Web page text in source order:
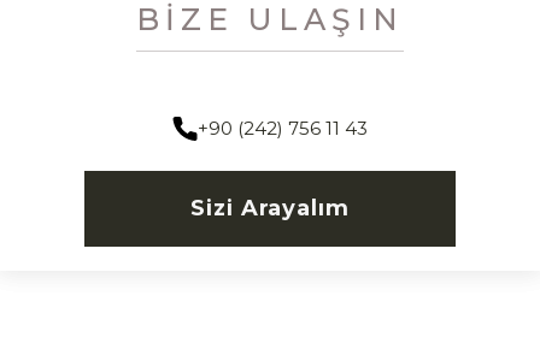
BIZE ULAŞIN
+90 (242) 756 11 43
Sizi Arayalım